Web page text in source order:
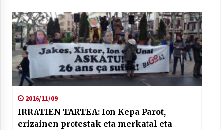
2016/11/09
IRRATIEN TARTEA: Ion Kepa Parot,
erizainen protestak eta merkatal eta